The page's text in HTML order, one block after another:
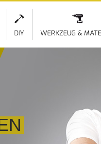
DIY WERKZEUG &